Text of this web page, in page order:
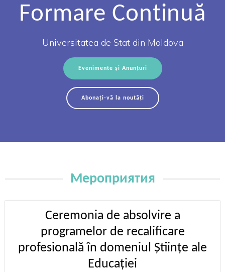
Formare Continuă
Universitatea de Stat din Moldova
Evenimente și Anunțuri
Abonați-vă la noutăți
Мероприятия
Ceremonia de absolvire a
programelor de recalificare
profesională în domeniul Științe ale
Educației